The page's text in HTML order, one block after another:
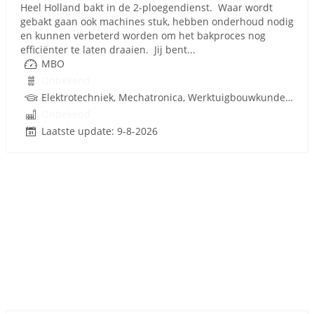
Heel Holland bakt in de 2-ploegendienst. Waar wordt
gebakt gaan ook machines stuk, hebben onderhoud nodig
en kunnen verbeterd worden om het bakproces nog
efficiënter te laten draaien. Jij bent...
MBO
Elektrotechniek, Mechatronica, Werktuigbouwkunde, Pneumatiek, Techniek
Laatste update: 9-8-2026